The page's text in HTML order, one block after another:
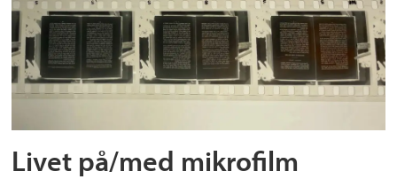
Livet på/med mikrofilm